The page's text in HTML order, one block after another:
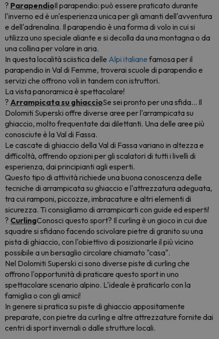
? ParapendioIl parapendio: può essere praticato durante
l'inverno ed è un'esperienza unica per gli amanti dell'avventura
e dell'adrenalina. Il parapendio è una forma di volo in cui si
utilizza uno speciale aliante e si decolla da una montagna o da
una collina per volare in aria.
In questa località sciistica delle Alpi italianefamosa per il
parapendio in Val di Femme, troverai scuole di parapendio e
servizi che offrono voli in tandem con istruttori.
La vista panoramica è spettacolare!
? Arrampicata su ghiaccioSe sei pronto per una sfida... Il
Dolomiti Superski offre diverse aree per l'arrampicata su
ghiaccio, molto frequentate dai dilettanti. Una delle aree più
conosciute è la Val di Fassa.
Le cascate di ghiaccio della Val di Fassa variano in altezza e
difficoltà, offrendo opzioni per gli scalatori di tutti i livelli di
esperienza, dai principianti agli esperti.
Questo tipo di attività richiede una buona conoscenza delle
tecniche di arrampicata su ghiaccio e l'attrezzatura adeguata,
tra cui ramponi, piccozze, imbracature e altri elementi di
sicurezza. Ti consigliamo di arrampicarti con guide ed esperti!
? CurlingConosci questo sport? Il curling è un gioco in cui due
squadre si sfidano facendo scivolare pietre di granito su una
pista di ghiaccio, con l'obiettivo di posizionarle il più vicino
possibile a un bersaglio circolare chiamato "casa".
Nel Dolomiti Superski ci sono diverse piste di curling che
offrono l'opportunità di praticare questo sport in uno
spettacolare scenario alpino. L'ideale è praticarlo con la
famiglia o con gli amici!
In genere si pratica su piste di ghiaccio appositamente
preparate, con pietre da curling e altre attrezzature fornite dai
centri di sport invernali o dalle strutture locali.